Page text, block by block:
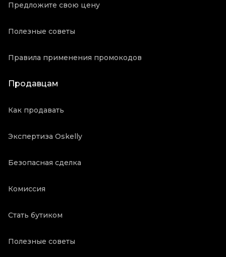
Предложите свою цену
Полезные советы
Правила применения промокодов
Продавцам
Как продавать
Экспертиза Oskelly
Безопасная сделка
Комиссия
Стать бутиком
Полезные советы